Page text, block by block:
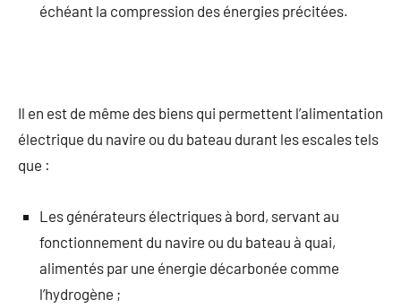
échéant la compression des énergies précitées.
Il en est de même des biens qui permettent l’alimentation
électrique du navire ou du bateau durant les escales tels
que :
Les générateurs électriques à bord, servant au
fonctionnement du navire ou du bateau à quai,
alimentés par une énergie décarbonée comme
l’hydrogène ;